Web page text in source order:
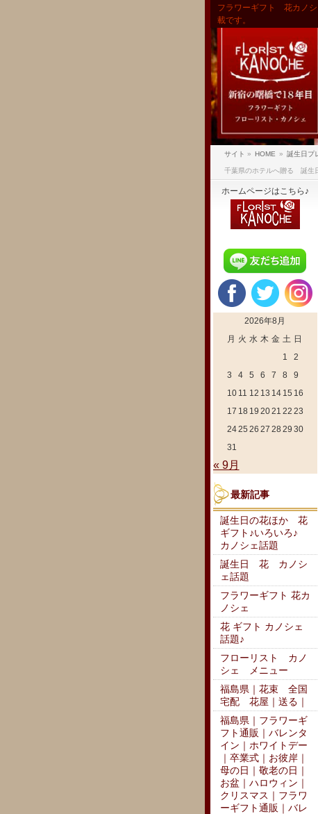
フラワーギフト 花カノシ
載です。
サイト » HOME » 誕生日プ
千葉県のホテルへ贈る 誕生
ホームページはこちら♪
2026年8月
月 火 水 木 金 土 日
1
2
3
4 5 6 7 8
9
10 11 12 13 14 15 16
17 18 19 2021 22 23
2425 26 27 28 29 30
31
« 9月
最新記事
誕生日の花ほか 花
ギフト♪いろいろ♪
カノシェ話題
誕生日 花 カノシ
ェ話題
フラワーギフト 花カ
ノシェ
花 ギフト カノシェ
話題♪
フローリスト カノ
シェ メニュー
福島県｜花束 全国
宅配 花屋｜送る｜
福島県｜フラワーギ
フト通販｜バレンタ
イン｜ホワイトデー
｜卒業式｜お彼岸｜
母の日｜敬老の日｜
お盆｜ハロウィン｜
クリスマス｜フラワ
ーギフト通販｜バレ